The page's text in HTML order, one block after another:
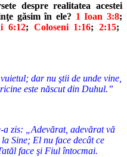
despre realitatea acestei
găsim în ele? 1 Ioan 3:8;
6:12; Coloseni 1:16;2:15;
dar nu ştii de unde vine,
este născut din Duhul.”
a zis: „Adevărat, adevărat vă
Sine; El nu face decât ce
face şi Fiul întocmai.